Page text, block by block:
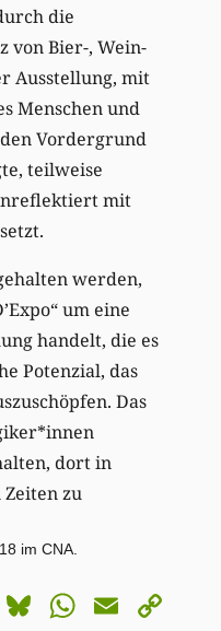
die
von Bier-, Wein-
Ausstellung, mit
Menschen und
Vordergrund
teilweise
mit
werden,
um eine
handelt, die es
Potenzial, das
Das
dort in
zu
im CNA.
Facebook
BlueskyEmail